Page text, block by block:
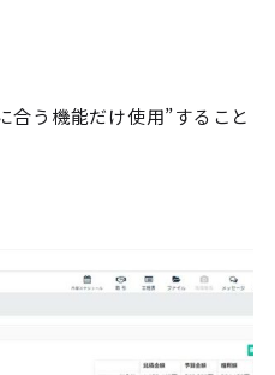
合う機能だけ使用”すること